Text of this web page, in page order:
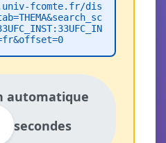
fcomte.fr/dis
automatique
secondes